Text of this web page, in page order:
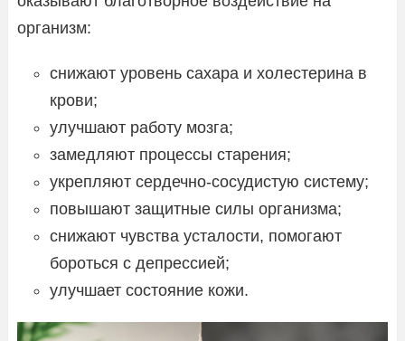
организм:
снижают уровень сахара и холестерина в
крови;
улучшают работу мозга;
замедляют процессы старения;
укрепляют сердечно-сосудистую систему;
повышают защитные силы организма;
снижают чувства усталости, помогают
бороться с депрессией;
улучшает состояние кожи.